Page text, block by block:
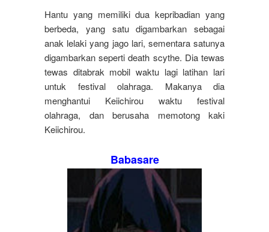
Hantu yang memiliki dua kepribadian yang
berbeda, yang satu digambarkan sebagai
anak lelaki yang jago lari, sementara satunya
digambarkan seperti death scythe. Dia tewas
tewas ditabrak mobil waktu lagi latihan lari
untuk festival olahraga. Makanya dia
menghantui Keiichirou waktu festival
olahraga, dan berusaha memotong kaki
Keiichirou.
Babasare